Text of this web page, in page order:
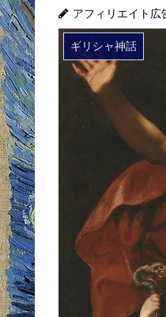
アフィリエイト広
ギリシャ神話